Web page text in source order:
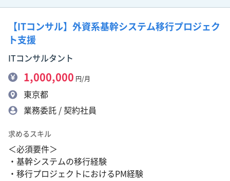
【ITコンサル】外資系基幹システム移行プロジェク
ト支援
ITコンサルタント
1,000,000 円/月
東京都
業務委託 / 契約社員
求めるスキル
＜必須要件＞
・基幹システムの移行経験
・移行プロジェクトにおけるPM経験